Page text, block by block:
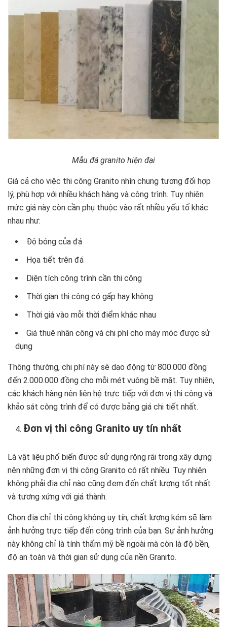
Mẫu đá granito hiện đại
Giá cả cho việc thi công Granito nhìn chung tương đối hợp
lý, phù hợp với nhiều khách hàng và công trình. Tuy nhiên
mức giá này còn cần phụ thuộc vào rất nhiều yếu tố khác
nhau như:
Độ bóng của đá
Họa tiết trên đá
Diện tích công trình cần thi công
Thời gian thi công có gấp hay không
Thời giá vào mỗi thời điểm khác nhau
Giá thuê nhân công và chi phí cho máy móc được sử
dụng
Thông thường, chi phí này sẽ dao động từ 800.000 đồng
đến 2.000.000 đồng cho mỗi mét vuông bề mặt. Tuy nhiên,
các khách hàng nên liên hệ trực tiếp với đơn vị thi công và
khảo sát công trình để có được bảng giá chi tiết nhất.
Đơn vị thi công Granito uy tín nhất
Là vật liệu phổ biến được sử dụng rộng rãi trong xây dựng
nên những đơn vị thi công Granito có rất nhiều. Tuy nhiên
không phải địa chỉ nào cũng đem đến chất lượng tốt nhất
và tương xứng với giá thành.
Chọn địa chỉ thi công không uy tín, chất lượng kém sẽ làm
ảnh hưởng trực tiếp đến công trình của bạn. Sự ảnh hưởng
này không chỉ là tính thẩm mỹ bề ngoài mà còn là độ bền,
độ an toàn và thời gian sử dụng của nền Granito.